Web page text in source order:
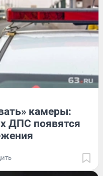
камеры:
ДПС появятся